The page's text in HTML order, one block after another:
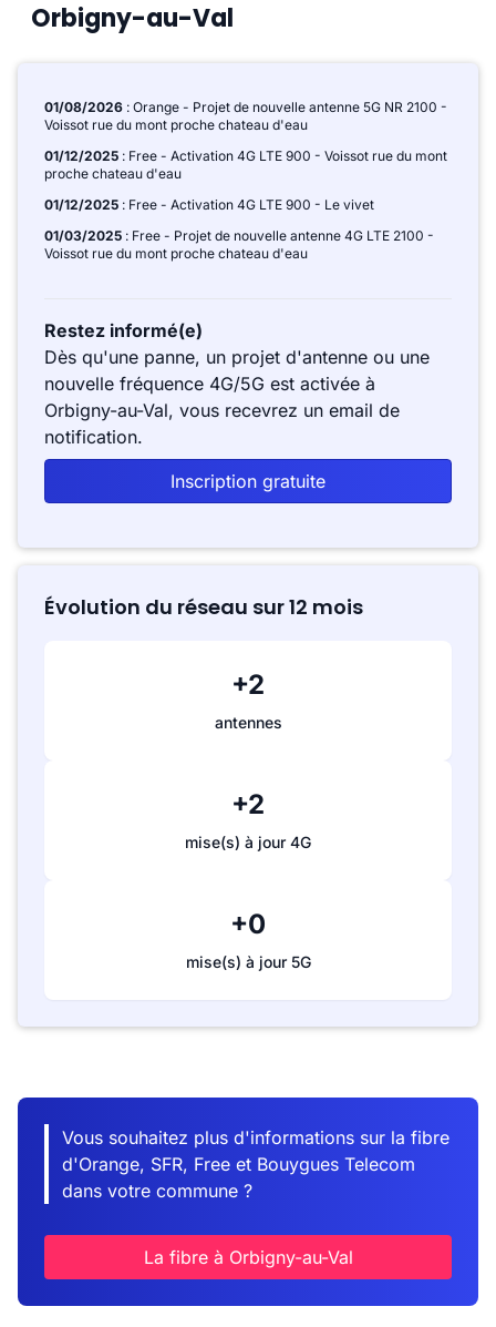
Orbigny-au-Val
01/08/2026 : Orange - Projet de nouvelle antenne 5G NR 2100 -
Voissot rue du mont proche chateau d'eau
01/12/2025 : Free - Activation 4G LTE 900 - Voissot rue du mont
proche chateau d'eau
01/12/2025 : Free - Activation 4G LTE 900 - Le vivet
01/03/2025 : Free - Projet de nouvelle antenne 4G LTE 2100 -
Voissot rue du mont proche chateau d'eau
Restez informé(e)
Dès qu'une panne, un projet d'antenne ou une
nouvelle fréquence 4G/5G est activée à
Orbigny-au-Val, vous recevrez un email de
notification.
Inscription gratuite
Évolution du réseau sur 12 mois
+2
antennes
+2
mise(s) à jour 4G
+0
mise(s) à jour 5G
Vous souhaitez plus d'informations sur la fibre
d'Orange, SFR, Free et Bouygues Telecom
dans votre commune ?
La fibre à Orbigny-au-Val